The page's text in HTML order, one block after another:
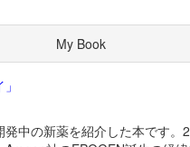
My Book
中の新薬を紹介した本です。